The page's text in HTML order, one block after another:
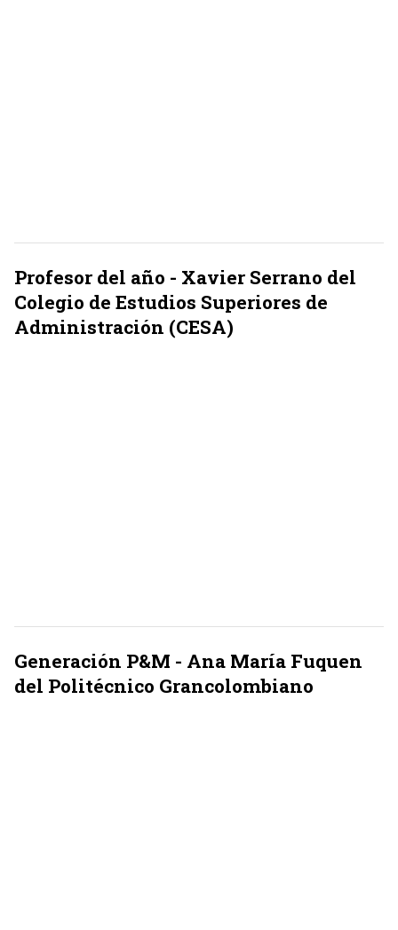
Profesor del año - Xavier Serrano del
Colegio de Estudios Superiores de
Administración (CESA)
Generación P&M - Ana María Fuquen
del Politécnico Grancolombiano